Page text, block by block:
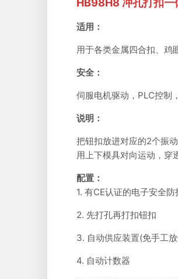
HB98H8 冲孔打扣一
适用：
用于各类金属四合扣、鸡
安全：
伺服电机驱动，PLC控制
说明：
把钮扣放进对应的2个振
用上下模具对向运动，穿
配置：
1. 有CE认证的电子安全防
2. 先打孔再打扣钮扣
3. 自动供应装置(免手工
4. 自动计数器